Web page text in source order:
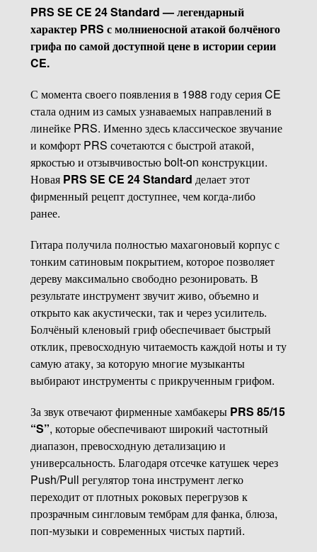
PRS SE CE 24 Standard — легендарный
характер PRS с молниеносной атакой болчёного
грифа по самой доступной цене в истории серии
CE.
С момента своего появления в 1988 году серия CE
стала одним из самых узнаваемых направлений в
линейке PRS. Именно здесь классическое звучание
и комфорт PRS сочетаются с быстрой атакой,
яркостью и отзывчивостью bolt-on конструкции.
Новая PRS SE CE 24 Standard делает этот
фирменный рецепт доступнее, чем когда-либо
ранее.
Гитара получила полностью махагоновый корпус с
тонким сатиновым покрытием, которое позволяет
дереву максимально свободно резонировать. В
результате инструмент звучит живо, объемно и
открыто как акустически, так и через усилитель.
Болчёный кленовый гриф обеспечивает быстрый
отклик, превосходную читаемость каждой ноты и ту
самую атаку, за которую многие музыканты
выбирают инструменты с прикрученным грифом.
За звук отвечают фирменные хамбакеры PRS 85/15
“S”, которые обеспечивают широкий частотный
диапазон, превосходную детализацию и
универсальность. Благодаря отсечке катушек через
Push/Pull регулятор тона инструмент легко
переходит от плотных роковых перегрузов к
прозрачным сингловым тембрам для фанка, блюза,
поп-музыки и современных чистых партий.